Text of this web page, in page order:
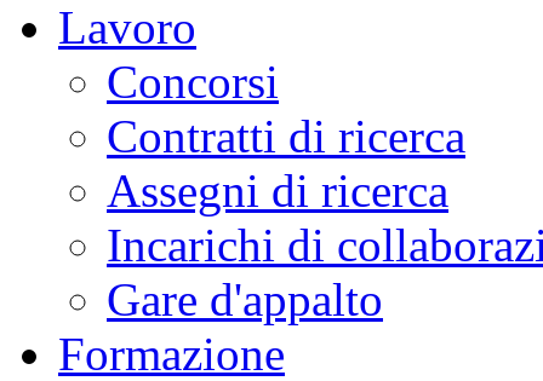
Lavoro
Concorsi
Contratti di ricerca
Assegni di ricerca
Incarichi di
Gare d'appalto
Formazione